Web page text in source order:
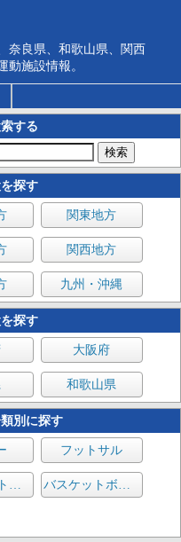
奈良県、和歌山県、関西
動施設情報。
する
探す
関東地方
関西地方
九州・沖縄
探す
大阪府
和歌山県
別に探す
フットサル
野球・ソフトボール バスケットボール